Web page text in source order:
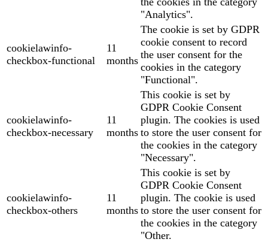
"Analytics".
cookielawinfo-
checkbox-functional
11
months
The cookie is set by GDPR
cookie consent to record
the user consent for the
cookies in the category
"Functional".
cookielawinfo-
checkbox-necessary
11
months
This cookie is set by
GDPR Cookie Consent
plugin. The cookies is used
to store the user consent for
the cookies in the category
"Necessary".
cookielawinfo-
checkbox-others
11
months
This cookie is set by
GDPR Cookie Consent
plugin. The cookie is used
to store the user consent for
the cookies in the category
"Other.